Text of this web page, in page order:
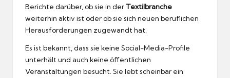
Berichte darüber, ob sie in der Textilbranche
weiterhin aktiv ist oder ob sie sich neuen beruflichen
Herausforderungen zugewandt hat.
Es ist bekannt, dass sie keine Social-Media-Profile
unterhält und auch keine öffentlichen
Veranstaltungen besucht. Sie lebt scheinbar ein